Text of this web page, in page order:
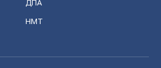
ДПА
НМТ